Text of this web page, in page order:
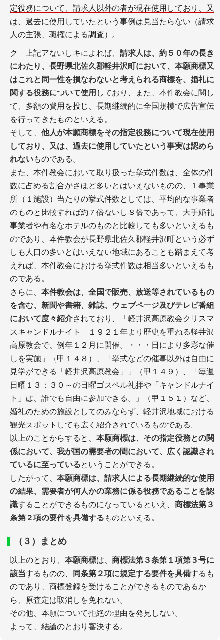
定役務について、請求人以外の者が現在使用しており、又
は、過去に使用していたという事例は見当たらない （請求
人の主張、職権による調査）。
ク 上記アないしキによれば、 請求人は、約５０年の長き
にわたり、長野県北佐久郡軽井沢町において、本願商標又
はこれと同一性を損なわないと考えられる商標を、婚礼に
関する役務について使用 しており、また、本件教会に関し
て、多額の費用を投じ、長期継続的に全国規模で広告宣伝
を行ってきたものといえる。
そして、 他人が本願商標をその指定役務について現在使用
しており、又は、過去に使用していたという事実は認めら
れないものである。
また、本件教会において取り扱った挙式件数は、全体の件
数に占める割合がさほど多いとはいえないものの、１事業
所（１施設）当たりの挙式件数としては、平均的な事業者
のものと比較すれば約７倍ないし８倍であって、大手婚礼
事業者や有名なホテルのものと比較しても多いといえるも
のであり、本件教会が長野県北佐久郡軽井沢町という必ず
しも人口の多いとはいえない地域にあることも踏まえて考
えれば、本件教会における挙式件数は相当多いといえるも
のである。
さらに、 本件教会は、全国で販売、放送等されているもの
を含む、新聞や書籍、雑誌、ウェブページ及びテレビ番組
において度々紹介されており、「軽井沢高原教会クリスマ
スキャンドルナイト １９２１年より歴史を重ねる軽井沢
高原教会で、例年１２月に開催。・・・日により多彩な催
しを実施」（甲１４８）、「挙式などの催事以外は自由に
見学ができる「軽井沢高原教会」」（甲１４９）、「毎週
日曜１３：３０～の日曜ゴスペル礼拝や「キャンドルナイ
ト」は、誰でも自由に参加できる。」（甲１５１）など、
婚礼のための施設としてのみならず、軽井沢地域における
観光スポットしても広く紹介されているものである。
以上のことからすると、 本願商標は、その指定役務との関
係において、我が国の需要者の間において、広く認識され
ているに至っているということができる。
したがって、 本願商標は、請求人による長期継続的な使用
の結果、需要者が何人かの業務に係る役務であることを認
識することができるものになっているといえ、 商標法第３
条第２項の要件を具備する ものといえる。
（３）まとめ
以上のとおり、 本願商標は、 商標法第３条第１項第３号に
該当するものの、 同条第２項に規定する要件を具備するも
のであり、商標登録を受けることができるものであるか
ら、原査定は取消しを免れない。
その他、本願について拒絶の理由を発見しない。
よって、結論のとおり審決する。